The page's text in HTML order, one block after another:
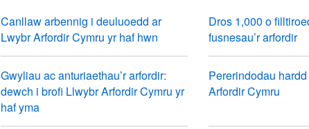
Canllaw arbennig i deuluoedd ar
Lwybr Arfordir Cymru yr haf hwn
Gwyliau ac anturiaethau’r arfordir:
dewch i brofi Llwybr Arfordir Cymru yr
haf yma
Dros 1,000 o
fusnesau’r arfordir
Pererindodau
Arfordir Cymru